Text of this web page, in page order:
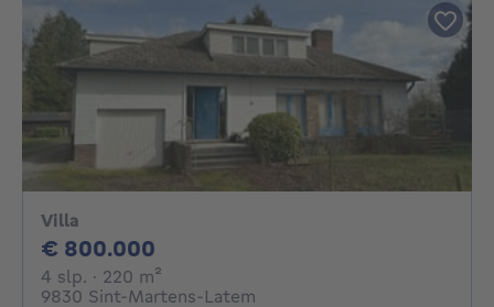
Villa
€ 800.000
4 slp. 4 slaapkamers
· 220 m²
9830 Sint-Martens-Latem